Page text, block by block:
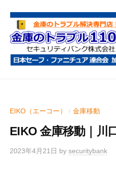
ラ
ブ
開
け
処
EIKO（エーコー） / 金庫移動
EIKO 金庫移動｜川
2023年4月21日 by securitybank
庫
の
ト
ラ
ブ